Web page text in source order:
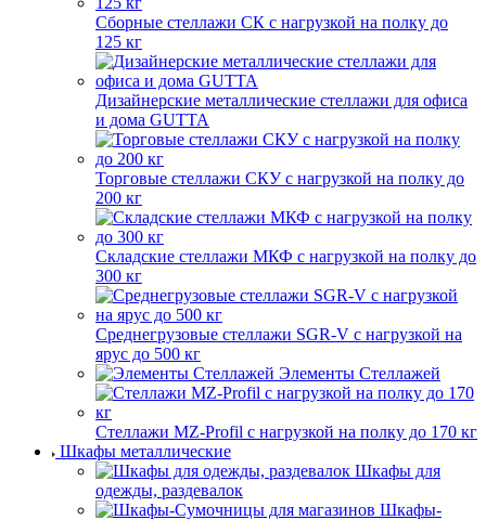
Сборные стеллажи СК с нагрузкой на полку до
125 кг
Дизайнерские металлические стеллажи для офиса
и дома GUTTA
Торговые стеллажи СКУ с нагрузкой на полку до
200 кг
Складские стеллажи МКФ с нагрузкой на полку до
300 кг
Среднегрузовые стеллажи SGR-V с нагрузкой на
ярус до 500 кг
Элементы Стеллажей
Стеллажи MZ-Profil с нагрузкой на полку до 170 кг
Шкафы металлические
Шкафы для
одежды, раздевалок
Шкафы-